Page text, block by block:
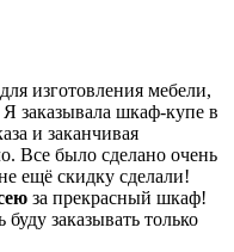
изготовления мебели,
заказывала шкаф-купе в
и заканчивая
Все было сделано очень
ещё скидку сделали!
за прекрасный шкаф!
заказывать только